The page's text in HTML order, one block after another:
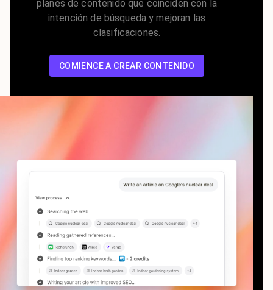
planes de contenido que coinciden con la
intención de búsqueda y mejoran las
clasificaciones.
COMIENCE A CREAR CONTENIDO